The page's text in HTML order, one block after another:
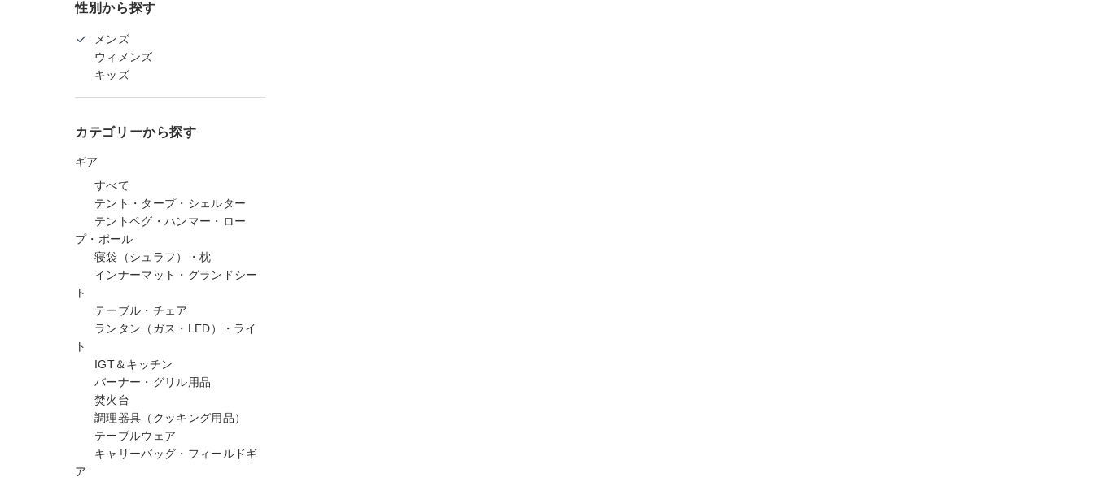
性別から探す
メンズ
ウィメンズ
キッズ
カテゴリーから探す
ギア
すべて
テント・タープ・シェルター
テントペグ・ハンマー・ロー
プ・ポール
寝袋（シュラフ）・枕
インナーマット・グランドシー
ト
テーブル・チェア
ランタン（ガス・LED）・ライ
ト
IGT＆キッチン
バーナー・グリル用品
焚火台
調理器具（クッキング用品）
テーブルウェア
キャリーバッグ・フィールドギ
ア